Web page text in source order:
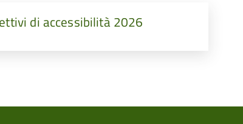
di accessibilità 2026